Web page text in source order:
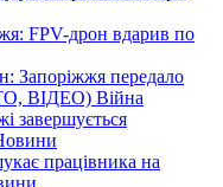
FPV-дрон вдарив по
Запоріжжя передало
ВІДЕО) Війна
завершується
працівника на